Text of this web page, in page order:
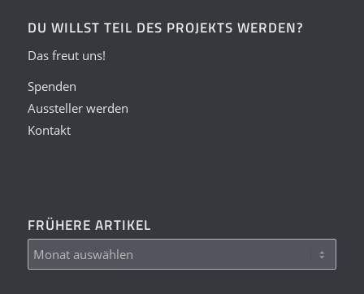
DU WILLST TEIL DES PROJEKTS WERDEN?
Das freut uns!
Spenden
Aussteller werden
Kontakt
FRÜHERE ARTIKEL